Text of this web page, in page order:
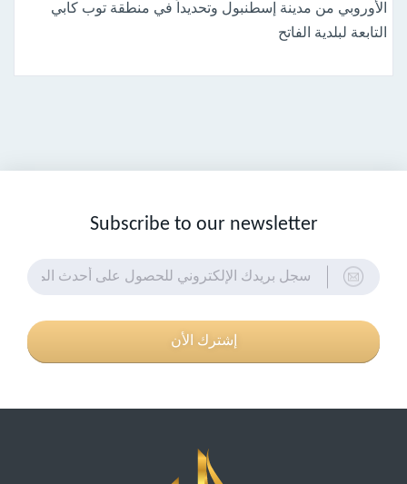
الأوروبي من مدينة إسطنبول وتحديداً في منطقة توب كابي
التابعة لبلدية الفاتح
Subscribe to our newsletter
إشترك الأن